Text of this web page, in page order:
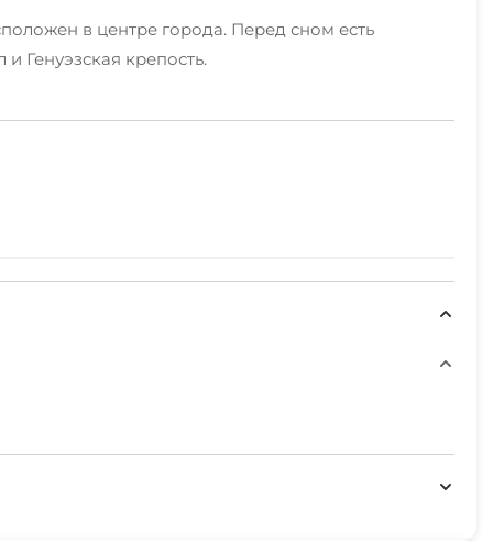
в центре города. Перед сном есть
Генуэзская крепость.